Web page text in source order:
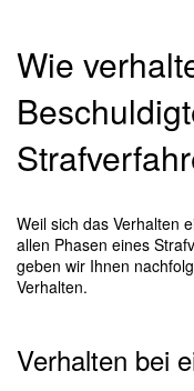
Wie
Weil sich das Verhalten
allen Phasen eines
geben wir Ihnen
Verhalten.
Verhalten bei